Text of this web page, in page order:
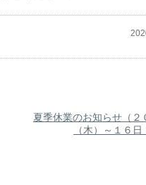
夏季休業のお知らせ（２
（木）～１６日